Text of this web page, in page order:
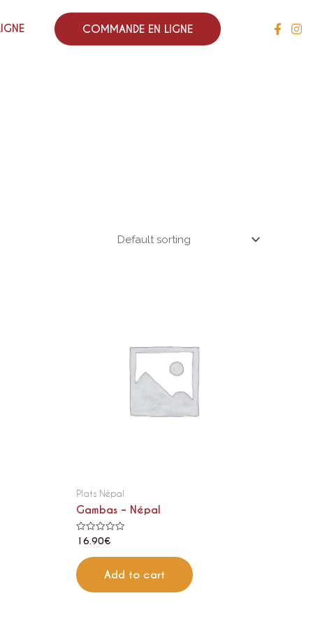
COMMANDE EN LIGNE
Plats Népal
Gambas – Népal
Rated
out
of
5
16.90€
Add to cart